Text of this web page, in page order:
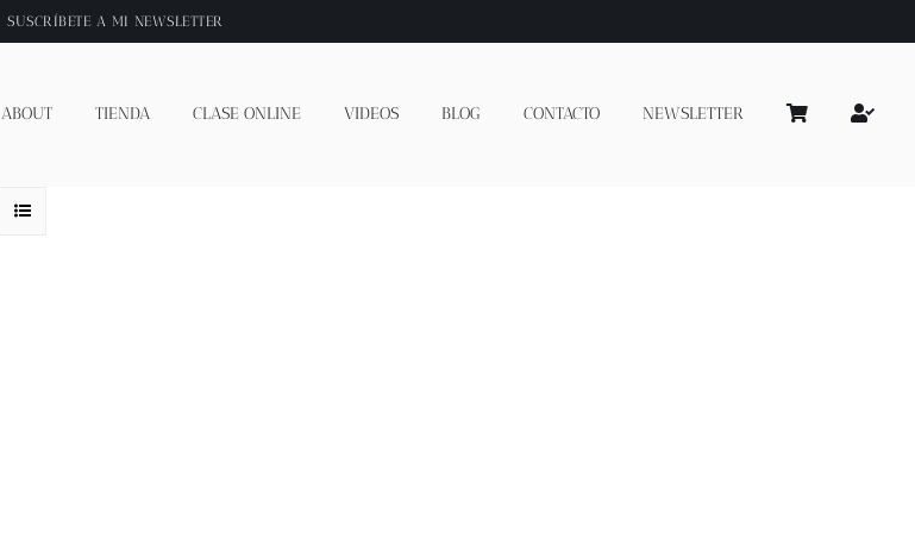
SUSCRÍBETE A MI NEWSLETTER
ABOUT TIENDA CLASE ONLINE VIDEOS BLOG CONTACTO NEWSLETTER